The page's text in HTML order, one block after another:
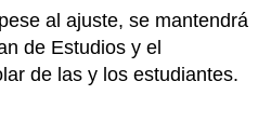
al ajuste, se mantendrá
de Estudios y el
de las y los estudiantes.